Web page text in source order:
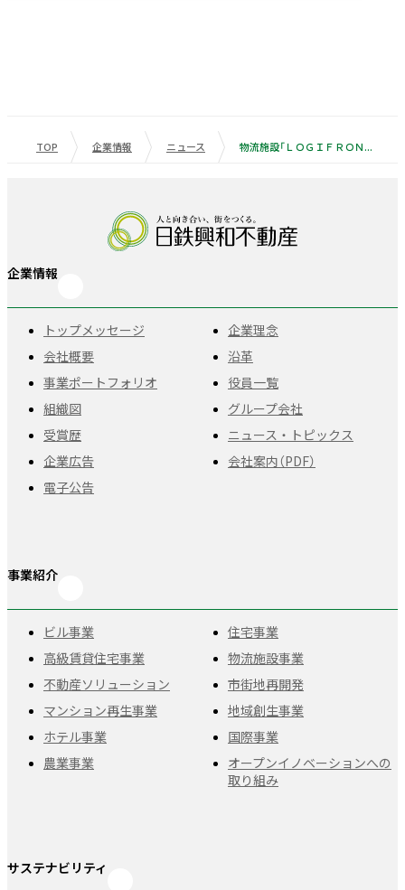
TOP 企業情報 ニュース
企業情報
トップメッセージ 企業理念
会社概要 沿革
事業ポートフォリオ 役員一覧
組織図 グループ会社
受賞歴 ニュース・トピックス
企業広告 会社案内（PDF）
電子公告
事業紹介
ビル事業 住宅事業
高級賃貸住宅事業 物流施設事業
不動産ソリューション 市街地再開発
マンション再生事業 地域創生事業
ホテル事業 国際事業
農業事業
オープンイノベーションへの
取り組み
サステナビリティ